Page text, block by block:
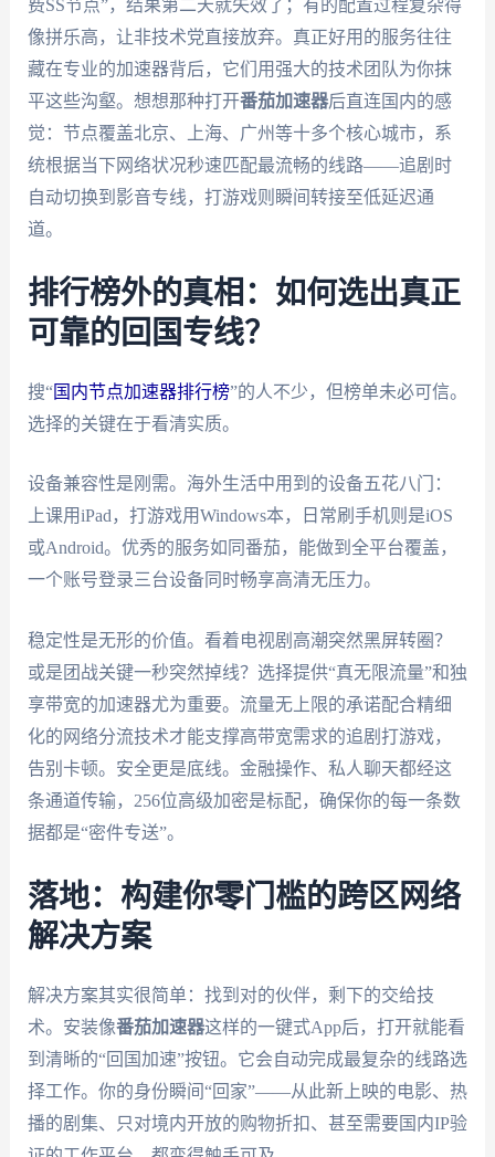
费SS节点”，结果第二天就失效了；有的配置过程复杂得
像拼乐高，让非技术党直接放弃。真正好用的服务往往
藏在专业的加速器背后，它们用强大的技术团队为你抹
平这些沟壑。想想那种打开番茄加速器后直连国内的感
觉：节点覆盖北京、上海、广州等十多个核心城市，系
统根据当下网络状况秒速匹配最流畅的线路——追剧时
自动切换到影音专线，打游戏则瞬间转接至低延迟通
道。
排行榜外的真相：如何选出真正
可靠的回国专线？
搜“国内节点加速器排行榜”的人不少，但榜单未必可信。
选择的关键在于看清实质。
设备兼容性是刚需。海外生活中用到的设备五花八门：
上课用iPad，打游戏用Windows本，日常刷手机则是iOS
或Android。优秀的服务如同番茄，能做到全平台覆盖，
一个账号登录三台设备同时畅享高清无压力。
稳定性是无形的价值。看着电视剧高潮突然黑屏转圈？
或是团战关键一秒突然掉线？选择提供“真无限流量”和独
享带宽的加速器尤为重要。流量无上限的承诺配合精细
化的网络分流技术才能支撑高带宽需求的追剧打游戏，
告别卡顿。安全更是底线。金融操作、私人聊天都经这
条通道传输，256位高级加密是标配，确保你的每一条数
据都是“密件专送”。
落地：构建你零门槛的跨区网络
解决方案
解决方案其实很简单：找到对的伙伴，剩下的交给技
术。安装像番茄加速器这样的一键式App后，打开就能看
到清晰的“回国加速”按钮。它会自动完成最复杂的线路选
择工作。你的身份瞬间“回家”——从此新上映的电影、热
播的剧集、只对境内开放的购物折扣、甚至需要国内IP验